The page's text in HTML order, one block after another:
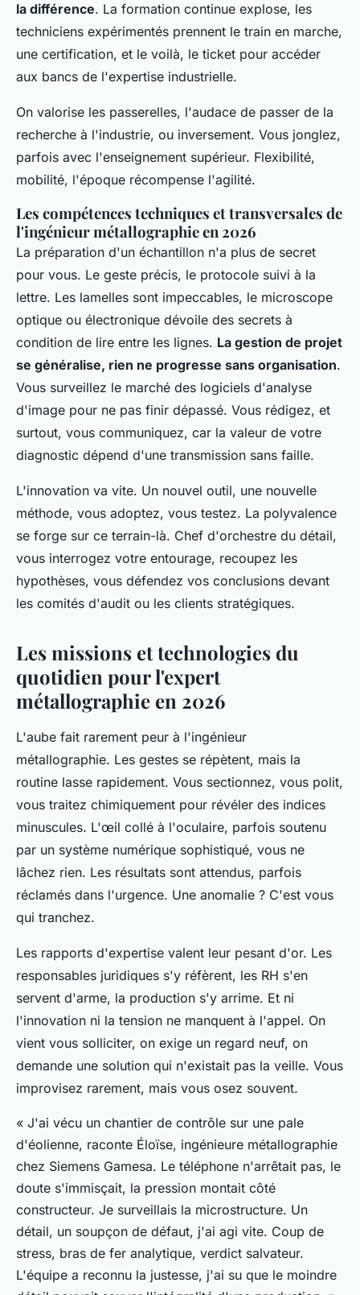
la différence. La formation continue explose, les
techniciens expérimentés prennent le train en marche,
une certification, et le voilà, le ticket pour accéder
aux bancs de l'expertise industrielle.
On valorise les passerelles, l'audace de passer de la
recherche à l'industrie, ou inversement. Vous jonglez,
parfois avec l'enseignement supérieur. Flexibilité,
mobilité, l'époque récompense l'agilité.
Les compétences techniques et transversales de
l'ingénieur métallographie en 2026
La préparation d'un échantillon n'a plus de secret
pour vous. Le geste précis, le protocole suivi à la
lettre. Les lamelles sont impeccables, le microscope
optique ou électronique dévoile des secrets à
condition de lire entre les lignes. La gestion de projet
se généralise, rien ne progresse sans organisation.
Vous surveillez le marché des logiciels d'analyse
d'image pour ne pas finir dépassé. Vous rédigez, et
surtout, vous communiquez, car la valeur de votre
diagnostic dépend d'une transmission sans faille.
L'innovation va vite. Un nouvel outil, une nouvelle
méthode, vous adoptez, vous testez. La polyvalence
se forge sur ce terrain-là. Chef d'orchestre du détail,
vous interrogez votre entourage, recoupez les
hypothèses, vous défendez vos conclusions devant
les comités d'audit ou les clients stratégiques.
Les missions et technologies du
quotidien pour l'expert
métallographie en 2026
L'aube fait rarement peur à l'ingénieur
métallographie. Les gestes se répètent, mais la
routine lasse rapidement. Vous sectionnez, vous polit,
vous traitez chimiquement pour révéler des indices
minuscules. L'œil collé à l'oculaire, parfois soutenu
par un système numérique sophistiqué, vous ne
lâchez rien. Les résultats sont attendus, parfois
réclamés dans l'urgence. Une anomalie ? C'est vous
qui tranchez.
Les rapports d'expertise valent leur pesant d'or. Les
responsables juridiques s'y réfèrent, les RH s'en
servent d'arme, la production s'y arrime. Et ni
l'innovation ni la tension ne manquent à l'appel. On
vient vous solliciter, on exige un regard neuf, on
demande une solution qui n'existait pas la veille. Vous
improvisez rarement, mais vous osez souvent.
« J'ai vécu un chantier de contrôle sur une pale
d'éolienne, raconte Éloïse, ingénieure métallographie
chez Siemens Gamesa. Le téléphone n'arrêtait pas, le
doute s'immisçait, la pression montait côté
constructeur. Je surveillais la microstructure. Un
détail, un soupçon de défaut, j'ai agi vite. Coup de
stress, bras de fer analytique, verdict salvateur.
L'équipe a reconnu la justesse, j'ai su que le moindre